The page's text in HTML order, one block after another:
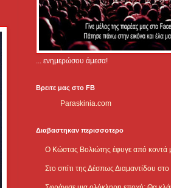
... ενημερώσου άμεσα!
Βρειτε μας στο FB
Paraskinia.com
Διαβαστηκαν περισσοτερο
Ο Κώστας Βολιώτης έφυγε από κοντά
Στο σπίτι της Δέσπως Διαμαντίδου στο